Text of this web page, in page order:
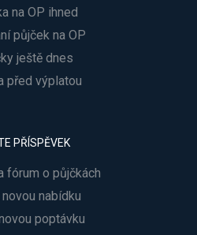
na OP ihned
půjček na OP
ještě dnes
před výplatou
PŘÍSPĚVEK
fórum o půjčkách
nabídku
poptávku